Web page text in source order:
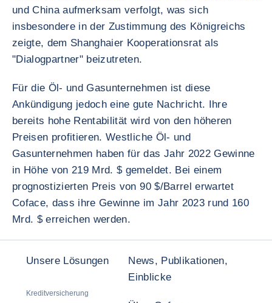
und China aufmerksam verfolgt, was sich
insbesondere in der Zustimmung des Königreichs
zeigte, dem Shanghaier Kooperationsrat als
"Dialogpartner" beizutreten.
Für die Öl- und Gasunternehmen ist diese
Ankündigung jedoch eine gute Nachricht. Ihre
bereits hohe Rentabilität wird von den höheren
Preisen profitieren. Westliche Öl- und
Gasunternehmen haben für das Jahr 2022 Gewinne
in Höhe von 219 Mrd. $ gemeldet. Bei einem
prognostizierten Preis von 90 $/Barrel erwartet
Coface, dass ihre Gewinne im Jahr 2023 rund 160
Mrd. $ erreichen werden.
Unsere Lösungen
Kreditversicherung
News, Publikationen,
Einblicke